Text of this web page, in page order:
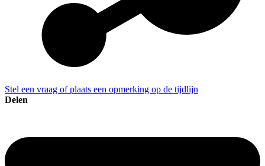
Stel een vraag of plaats een opmerking op de tijdlijn
Delen